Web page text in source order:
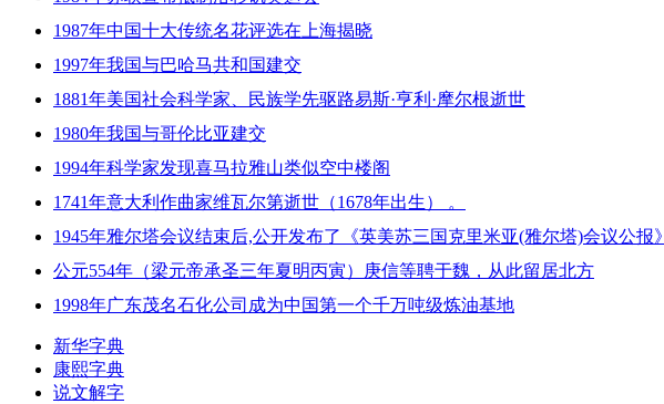
1987年中国十大传统名花评选在上海揭晓
1997年我国与巴哈马共和国建交
1881年美国社会科学家、民族学先驱路易斯·亨利·摩尔根逝世
1980年我国与哥伦比亚建交
1994年科学家发现喜马拉雅山类似空中楼阁
1741年意大利作曲家维瓦尔第逝世（1678年出生） 。
1945年雅尔塔会议结束后,公开发布了《英美苏三国克里米亚(雅尔塔)会议公报》
公元554年（梁元帝承圣三年夏明丙寅）庚信等聘于魏，从此留居北方
1998年广东茂名石化公司成为中国第一个千万吨级炼油基地
新华字典
康熙字典
说文解字